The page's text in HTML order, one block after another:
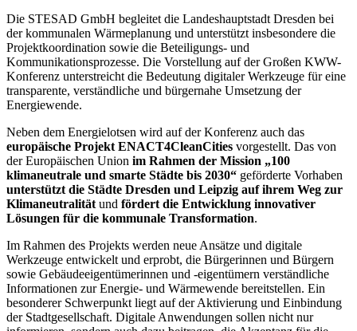
Die STESAD GmbH begleitet die Landeshauptstadt Dresden bei
der kommunalen Wärmeplanung und unterstützt insbesondere die
Projektkoordination sowie die Beteiligungs- und
Kommunikationsprozesse. Die Vorstellung auf der Großen KWW-
Konferenz unterstreicht die Bedeutung digitaler Werkzeuge für eine
transparente, verständliche und bürgernahe Umsetzung der
Energiewende.
Neben dem Energielotsen wird auf der Konferenz auch das
europäische Projekt ENACT4CleanCities vorgestellt. Das von
der Europäischen Union im Rahmen der Mission „100
klimaneutrale und smarte Städte bis 2030“ geförderte Vorhaben
unterstützt die Städte Dresden und Leipzig auf ihrem Weg zur
Klimaneutralität und fördert die Entwicklung innovativer
Lösungen für die kommunale Transformation.
Im Rahmen des Projekts werden neue Ansätze und digitale
Werkzeuge entwickelt und erprobt, die Bürgerinnen und Bürgern
sowie Gebäudeeigentümerinnen und -eigentümern verständliche
Informationen zur Energie- und Wärmewende bereitstellen. Ein
besonderer Schwerpunkt liegt auf der Aktivierung und Einbindung
der Stadtgesellschaft. Digitale Anwendungen sollen nicht nur